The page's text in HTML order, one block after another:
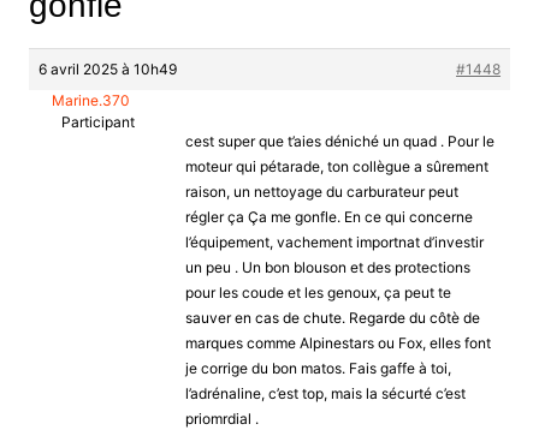
6 avril 2025 à 10h49
#1448
Marine.370
Participant
cest super que t’aies déniché un quad . Pour le
moteur qui pétarade, ton collègue a sûrement
raison, un nettoyage du carburateur peut
régler ça Ça me gonfle. En ce qui concerne
l’équipement, vachement importnat d’investir
un peu . Un bon blouson et des protections
pour les coude et les genoux, ça peut te
sauver en cas de chute. Regarde du côtè de
marques comme Alpinestars ou Fox, elles font
je corrige du bon matos. Fais gaffe à toi,
l’adrénaline, c’est top, mais la sécurté c’est
priomrdial .